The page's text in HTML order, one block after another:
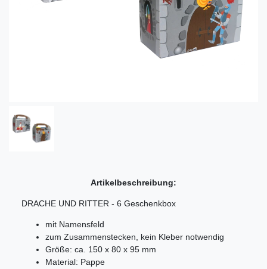
Artikelbeschreibung:
DRACHE UND RITTER - 6 Geschenkbox
mit Namensfeld
zum Zusammenstecken, kein Kleber notwendig
Größe: ca. 150 x 80 x 95 mm
Material: Pappe